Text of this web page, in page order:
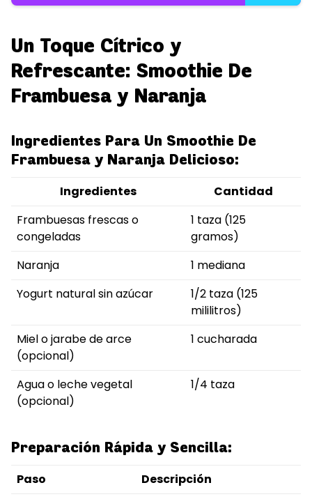
Un Toque Cítrico y
Refrescante: Smoothie De
Frambuesa y Naranja
Ingredientes Para Un Smoothie De
Frambuesa y Naranja Delicioso:
Ingredientes
Cantidad
Frambuesas frescas o
congeladas
1 taza (125
gramos)
Naranja
1 mediana
Yogurt natural sin azúcar
1/2 taza (125
mililitros)
Miel o jarabe de arce
(opcional)
1 cucharada
Agua o leche vegetal
(opcional)
1/4 taza
Preparación Rápida y Sencilla:
Paso
Descripción